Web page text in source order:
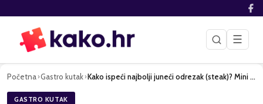
☰
Početna›Gastro kutak› Kako ispeći najbolji juneći odrezak (steak)? Mini i različit…
GASTRO KUTAK